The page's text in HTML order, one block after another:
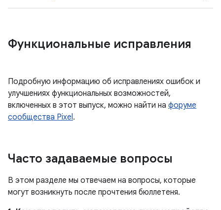
Функциональные исправления
Подробную информацию об исправлениях ошибок и
улучшениях функциональных возможностей,
включенных в этот выпуск, можно найти на форуме
сообщества Pixel.
Часто задаваемые вопросы
В этом разделе мы отвечаем на вопросы, которые
могут возникнуть после прочтения бюллетеня.